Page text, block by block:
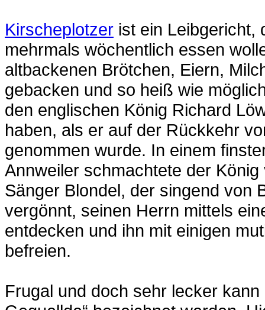
Kirscheplotzer ist ein Leibgericht,
mehrmals wöchentlich essen
altbackenen Brötchen, Eiern,
gebacken und so heiß wie
den englischen König Richard
haben, als er auf der Rückkehr
genommen wurde. In einem
Annweiler schmachtete der
Sänger Blondel, der singend von
vergönnt, seinen Herrn mittels
entdecken und ihn mit einigen
befreien.
Frugal und doch sehr lecker